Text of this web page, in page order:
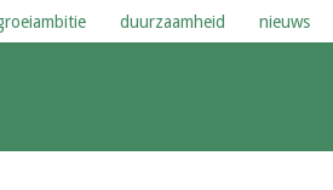
duurzaamheid nieuws